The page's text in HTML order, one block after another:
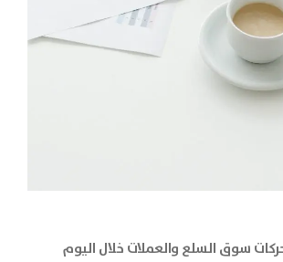
سوق السلع والعملات خلال اليوم